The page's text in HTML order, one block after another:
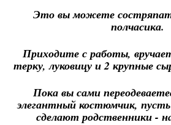
Это вы можете
полчасика.
Приходите с работы,
терку, луковицу и 2 крупные
Пока вы сами
элегантный костюмчик,
сделают родственники -